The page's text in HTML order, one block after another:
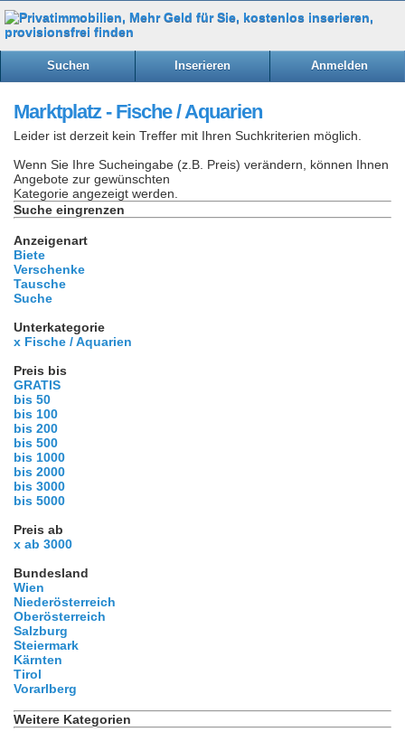
Suchen Inserieren Anmelden
Marktplatz - Fische / Aquarien
Leider ist derzeit kein Treffer mit Ihren Suchkriterien möglich.
Wenn Sie Ihre Sucheingabe (z.B. Preis) verändern, können Ihnen
Angebote zur gewünschten
Kategorie angezeigt werden.
Suche eingrenzen
Anzeigenart
Biete
Verschenke
Tausche
Suche
Unterkategorie
x Fische / Aquarien
Preis bis
GRATIS
bis 50
bis 100
bis 200
bis 500
bis 1000
bis 2000
bis 3000
bis 5000
Preis ab
x ab 3000
Bundesland
Wien
Niederösterreich
Oberösterreich
Salzburg
Steiermark
Kärnten
Tirol
Vorarlberg
Weitere Kategorien